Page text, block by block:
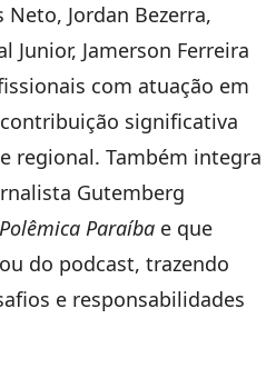
Neto, Jordan Bezerra,
Junior, Jamerson Ferreira
com atuação em
significativa
regional. Também integra
Gutemberg
Polêmica Paraíba e que
do podcast, trazendo
e responsabilidades